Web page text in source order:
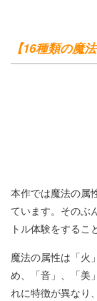
【16種類の魔
本作では魔法の属
ています。そのぶ
トル体験をするこ
魔法の属性は「火
め、「音」、「美
れに特徴が異なり